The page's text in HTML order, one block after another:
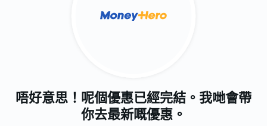
唔好意思！呢個優惠已經完結。我哋會帶
你去最新嘅優惠。